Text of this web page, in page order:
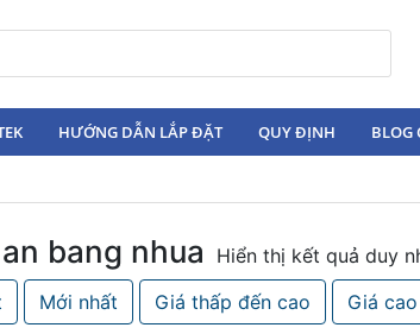
HƯỚNG DẪN LẮP ĐẶT QUY ĐỊNH BLOG
bang nhua
Hiển thị kết quả duy
Mới nhất Giá thấp đến cao Giá